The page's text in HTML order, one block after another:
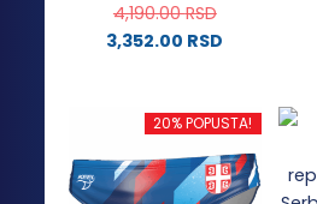
4,190.00RSD
3,352.00 RSD
ima
varijanti.
20% POPUSTA!